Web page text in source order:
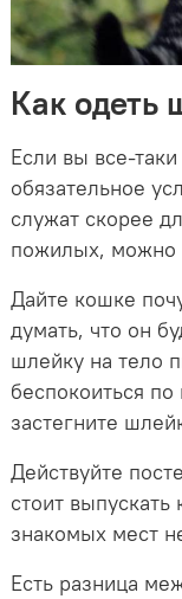
Как одеть
Если вы все-
обязательное
служат скорее
пожилых, можно
Дайте кошке
думать, что он
шлейку на тело
беспокоиться
застегните
Действуйте
стоит
знакомых мест
Есть разница